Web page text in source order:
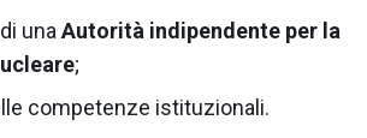
una Autorità indipendente per la
;
competenze istituzionali.